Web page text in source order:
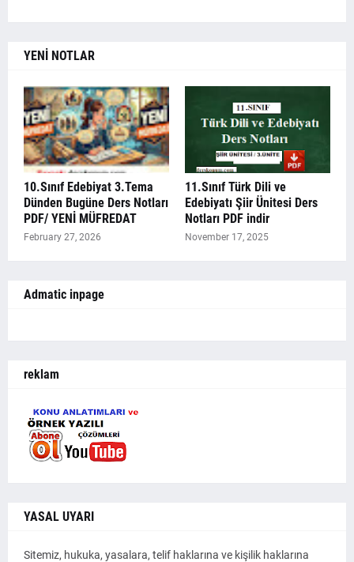
YENİ NOTLAR
10.Sınıf Edebiyat 3.Tema
Dünden Bugüne Ders Notları
PDF/ YENİ MÜFREDAT
February 27, 2026
11.Sınıf Türk Dili ve
Edebiyatı Şiir Ünitesi Ders
Notları PDF indir
November 17, 2025
Admatic inpage
reklam
YASAL UYARI
Sitemiz, hukuka, yasalara, telif haklarına ve kişilik haklarına